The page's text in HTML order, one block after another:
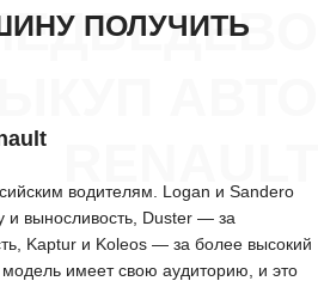
ПОЛУЧИТЬ
водителям. Logan и Sandero
и выносливость, Duster — за
Kaptur и Koleos — за более высокий
имеет свою аудиторию, и это